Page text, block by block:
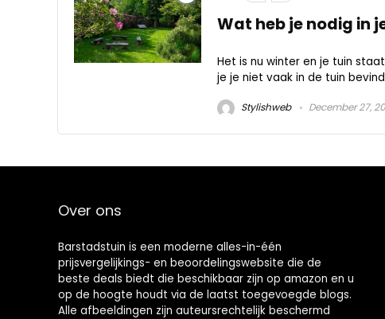
Wat heb je nodig in
Het is nu winter en je tuin
je je niet vaak in de tuin
Stylishweb December 27,
Over ons
Barstadstuin is een moderne alles-in-één
prijsvergelijkings- en beoordelingswebsite die de
beste deals biedt die beschikbaar zijn op amazon en u
op de hoogte houdt via de laatst toegevoegde blogs.
Alle afbeeldingen zijn auteursrechtelijk beschermd